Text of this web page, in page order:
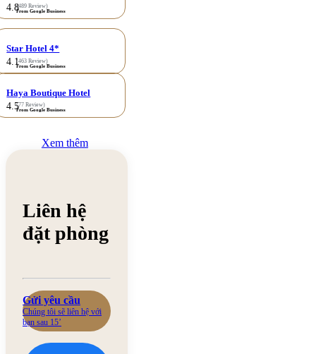
4.8(489 Review)
From Google Business
Star Hotel 4*
4.1(463 Review)
From Google Business
Haya Boutique Hotel
4.5(77 Review)
From Google Business
Xem thêm
Liên hệ
đặt phòng
Gửi yêu cầu
Chúng tôi sẽ liên hệ với
bạn sau 15’